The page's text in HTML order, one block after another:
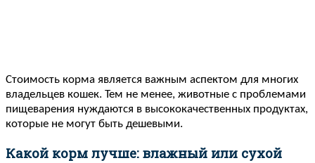
Стоимость корма является важным аспектом для многих
владельцев кошек. Тем не менее, животные с проблемами
пищеварения нуждаются в высококачественных продуктах,
которые не могут быть дешевыми.
Какой корм лучше: влажный или сухой